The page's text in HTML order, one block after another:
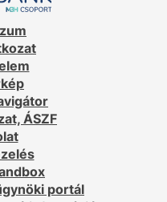
ÁSZF
portál